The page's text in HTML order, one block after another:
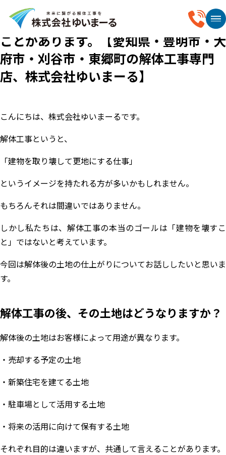
2026.06.14
解体後の土地の価値は、整地で変わる
ことがあります。【愛知県・豊明市・大
府市・刈谷市・東郷町の解体工事専門
店、株式会社ゆいまーる】
こんにちは、株式会社ゆいまーるです。
解体工事というと、
「建物を取り壊して更地にする仕事」
というイメージを持たれる方が多いかもしれません。
もちろんそれは間違いではありません。
しかし私たちは、解体工事の本当のゴールは「建物を壊すこ
と」ではないと考えています。
今回は解体後の土地の仕上がりについてお話ししたいと思いま
す。
解体工事の後、その土地はどうなりますか？
解体後の土地はお客様によって用途が異なります。
・売却する予定の土地
・新築住宅を建てる土地
・駐車場として活用する土地
・将来の活用に向けて保有する土地
それぞれ目的は違いますが、共通して言えることがあります。